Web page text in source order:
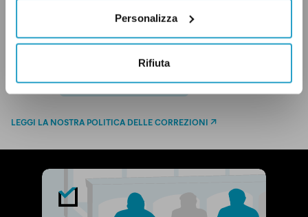
Personalizza
Rifiuta
CONDIVIDI
facebook
twitterwhatsapp
emailbluesky
LEGGI LA NOSTRA POLITICA DELLE CORREZIONI